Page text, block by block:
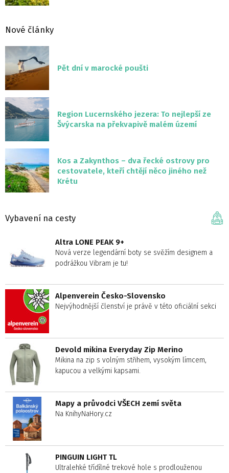
Nové články
Pět dní v marocké poušti
Region Lucernského jezera: To nejlepší ze
Švýcarska na překvapivě malém území
Kos a Zakynthos – dva řecké ostrovy pro
cestovatele, kteří chtějí něco jiného než
Krétu
Vybavení na cesty
Altra LONE PEAK 9+
Nová verze legendární boty se svěžím designem a
podrážkou Vibram je tu!
Alpenverein Česko-Slovensko
Nejvýhodnější členství je právě v této oficiální sekci
Devold mikina Everyday Zip Merino
Mikina na zip s volným střihem, vysokým límcem,
kapucou a velkými kapsami.
Mapy a průvodci VŠECH zemí světa
Na KnihyNaHory.cz
PINGUIN LIGHT TL
Ultralehké třídílné trekové hole s prodlouženou